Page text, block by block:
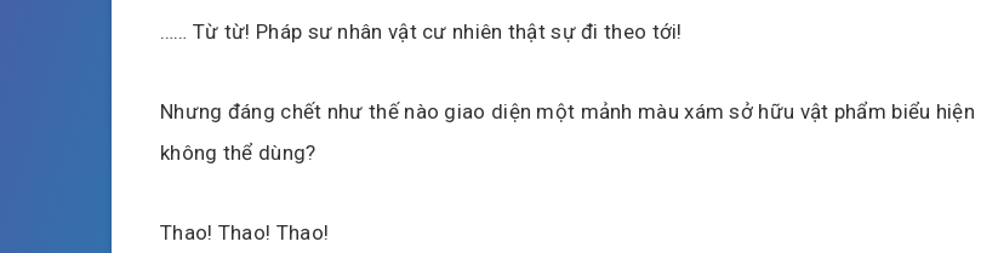
…… Từ từ! Pháp sư nhân vật cư nhiên thật sự đi theo tới!
Nhưng đáng chết như thế nào giao diện một mảnh màu xám sở hữu vật phẩm biểu hiện
không thể dùng?
Thao! Thao! Thao!